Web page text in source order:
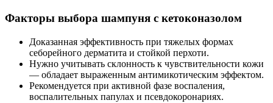
Факторы выбора шампуня с кетоконазолом
Доказанная эффективность при тяжелых формах
себорейного дерматита и стойкой перхоти.
Нужно учитывать склонность к чувствительности кожи
— обладает выраженным антимикотическим эффектом.
Рекомендуется при активной фазе воспаления,
воспалительных папулах и псевдокоронариях.